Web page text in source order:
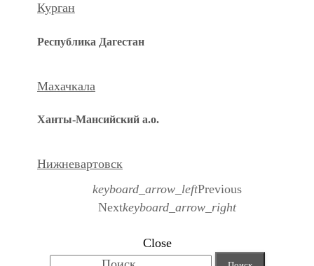
Курган
Республика Дагестан
Махачкала
Ханты-Мансийский а.о.
Нижневартовск
keyboard_arrow_leftPrevious
Nextkeyboard_arrow_right
Close